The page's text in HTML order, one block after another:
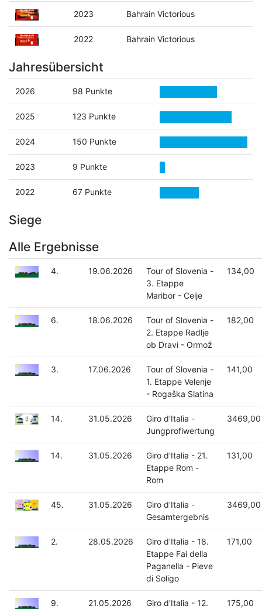
2023 Bahrain Victorious
2022 Bahrain Victorious
Jahresübersicht
2026 98 Punkte
2025 123 Punkte
2024 150 Punkte
2023 9 Punkte
2022 67 Punkte
Siege
Alle Ergebnisse
4. 19.06.2026
Tour of Slovenia -
3. Etappe
Maribor - Celje
134,00
6. 18.06.2026
Tour of Slovenia -
2. Etappe Radlje
ob Dravi - Ormož
182,00
3. 17.06.2026
Tour of Slovenia -
1. Etappe Velenje
- Rogaška Slatina
141,00
14. 31.05.2026
Giro d'Italia -
Jungprofiwertung
3469,00
14. 31.05.2026
Giro d'Italia - 21.
Etappe Rom -
Rom
131,00
45. 31.05.2026
Giro d'Italia -
Gesamtergebnis
3469,00
2. 28.05.2026
Giro d'Italia - 18.
Etappe Fai della
Paganella - Pieve
di Soligo
171,00
9. 21.05.2026
Giro d'Italia - 12.
175,00